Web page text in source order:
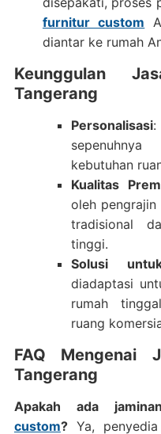
furnitur custom
diantar ke rumah
Keunggulan
Tangerang
Personalisasi
kebutuhan
Kualitas
oleh
tradisional
tinggi.
Solusi
diadaptasi
rumah
ruang
FAQ Mengenai
Tangerang
Apakah ada
custom?Ya, penyedia